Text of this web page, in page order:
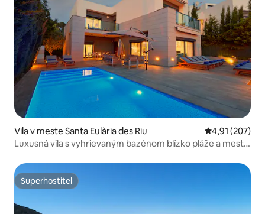
Vila v meste Santa Eulària des Riu Priemerné
4,91 (207)
Luxusná vila s vyhrievaným bazénom blízko pláže a mesta
Superhostiteľ
Superhostiteľ